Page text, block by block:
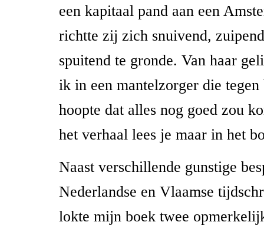
een kapitaal pand aan een
richtte zij zich snuivend,
spuitend te gronde. Van haar
ik in een mantelzorger die
hoopte dat alles nog goed zou
het verhaal lees je maar in het
Naast verschillende gunstige
Nederlandse en Vlaamse
lokte mijn boek twee